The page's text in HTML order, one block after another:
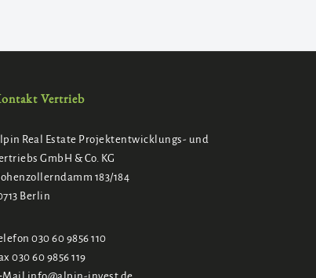
Vertrieb
Real Estate Projektentwicklungs- und
GmbH & Co. KG
183/184
Berlin
030 60 9856 110
030 60 9856 119